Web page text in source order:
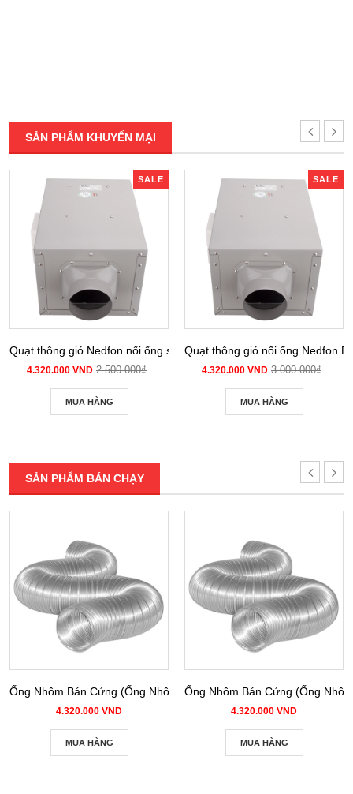
SẢN PHẨM KHUYẾN MẠI
SALE
Quạt thông gió Nedfon nối ống siêu âm DPT 10-12B
4.320.000 VND 2.500.000₫
MUA HÀNG
SALE
Quạt thông gió nối ống Nedfon
4.320.000 VND 3.000.000₫
MUA HÀNG
SẢN PHẨM BÁN CHẠY
Ống Nhôm Bán Cứng (Ống Nhôm Nhún) phi 100
4.320.000 VND
MUA HÀNG
Ống Nhôm Bán Cứng (Ống
4.320.000 VND
MUA HÀNG